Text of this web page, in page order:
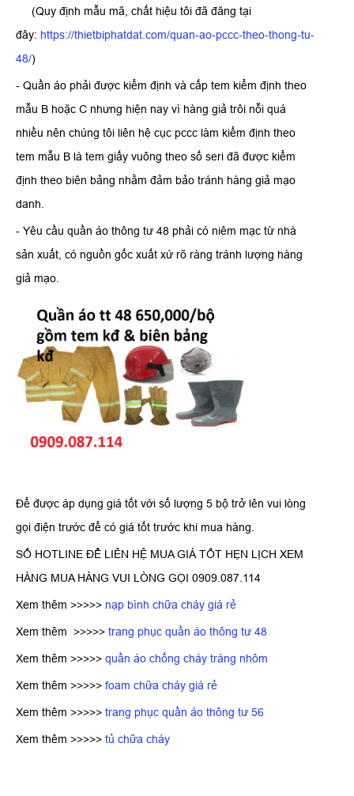
(Quy định mẫu mã, chất hiệu tôi đã đăng tại
đây: https://thietbiphatdat.com/quan-ao-pccc-theo-thong-tu-
48/)
- Quần áo phải được kiểm định và cấp tem kiểm định theo
mẫu B hoặc C nhưng hiện nay vì hàng giả trôi nỗi quá
nhiều nên chúng tôi liên hệ cục pccc làm kiểm định theo
tem mẫu B là tem giấy vuông theo số seri đã được kiểm
định theo biên bảng nhằm đảm bảo tránh hàng giả mạo
danh.
- Yêu cầu quần áo thông tư 48 phải có niêm mạc từ nhà
sản xuất, có nguồn gốc xuất xứ rõ ràng tránh lượng hàng
giả mạo.
Để được áp dụng giá tốt với số lượng 5 bộ trở lên vui lòng
gọi điện trước để có giá tốt trước khi mua hàng.
SỐ HOTLINE ĐỂ LIÊN HỆ MUA GIÁ TỐT HẸN LỊCH XEM
HÀNG MUA HÀNG VUI LÒNG GỌI 0909.087.114
Xem thêm >>>>> nạp bình chữa cháy giá rẻ
Xem thêm >>>>> trang phục quần áo thông tư 48
Xem thêm >>>>> quần áo chống cháy tráng nhôm
Xem thêm >>>>> foam chữa cháy giá rẻ
Xem thêm >>>>> trang phục quần áo thông tư 56
Xem thêm >>>>> tủ chữa cháy